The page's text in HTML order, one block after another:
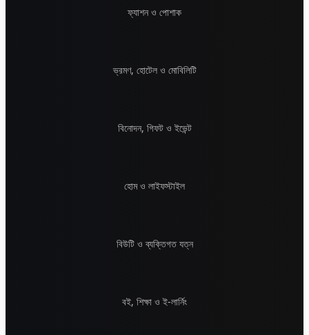
ফ্যাশন ও পোশাক
ভ্রমণ, হোটেল ও মোবিলিটি
বিনোদন, গিফট ও ইভেন্ট
হোম ও লাইফস্টাইল
বিউটি ও ব্যক্তিগত যত্ন
বই, শিক্ষা ও ই-লার্নিং